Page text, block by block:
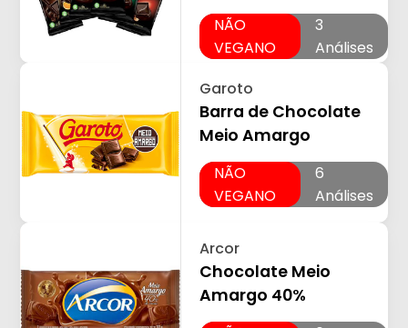
NÃO
VEGANO
3
Análises
Garoto
Barra de Chocolate
Meio Amargo
NÃO
VEGANO
6
Análises
Arcor
Chocolate Meio
Amargo 40%